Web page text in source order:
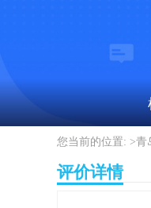
您当前的位置: >青
评价详情